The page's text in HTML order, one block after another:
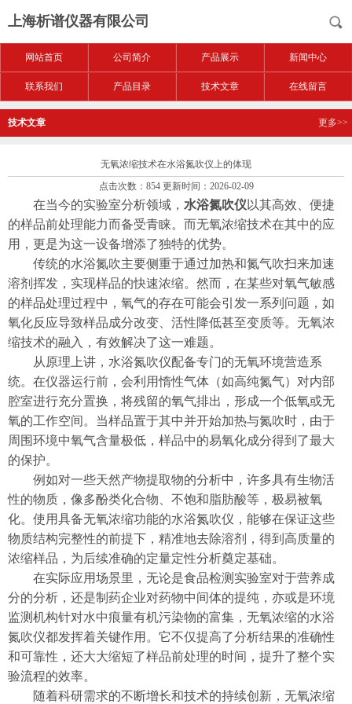
上海析谱仪器有限公司
网站首页 公司简介 产品展示 新闻中心
联系我们 产品目录 技术文章 在线留言
技术文章 更多>>
无氧浓缩技术在水浴氮吹仪上的体现
点击次数：854 更新时间：2026-02-09
在当今的实验室分析领域， 水浴氮吹仪 以其高效、便捷
的样品前处理能力而备受青睐。而无氧浓缩技术在其中的应
用，更是为这一设备增添了独特的优势。
传统的水浴氮吹主要侧重于通过加热和氮气吹扫来加速
溶剂挥发，实现样品的快速浓缩。然而，在某些对氧气敏感
的样品处理过程中，氧气的存在可能会引发一系列问题，如
氧化反应导致样品成分改变、活性降低甚至变质等。无氧浓
缩技术的融入，有效解决了这一难题。
从原理上讲，水浴氮吹仪配备专门的无氧环境营造系
统。在仪器运行前，会利用惰性气体（如高纯氮气）对内部
腔室进行充分置换，将残留的氧气排出，形成一个低氧或无
氧的工作空间。当样品置于其中并开始加热与氮吹时，由于
周围环境中氧气含量极低，样品中的易氧化成分得到了最大
的保护。
例如对一些天然产物提取物的分析中，许多具有生物活
性的物质，像多酚类化合物、不饱和脂肪酸等，极易被氧
化。使用具备无氧浓缩功能的水浴氮吹仪，能够在保证这些
物质结构完整性的前提下，精准地去除溶剂，得到高质量的
浓缩样品，为后续准确的定量定性分析奠定基础。
在实际应用场景里，无论是食品检测实验室对于营养成
分的分析，还是制药企业对药物中间体的提纯，亦或是环境
监测机构针对水中痕量有机污染物的富集，无氧浓缩的水浴
氮吹仪都发挥着关键作用。它不仅提高了分析结果的准确性
和可靠性，还大大缩短了样品前处理的时间，提升了整个实
验流程的效率。
随着科研需求的不断增长和技术的持续创新，无氧浓缩